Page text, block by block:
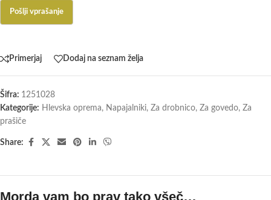
Primerjaj Dodaj na seznam želja
Šifra: 1251028
Kategorije: Hlevska oprema, Napajalniki, Za drobnico, Za govedo, Za
prašiče
Share:
Morda vam bo prav tako všeč…